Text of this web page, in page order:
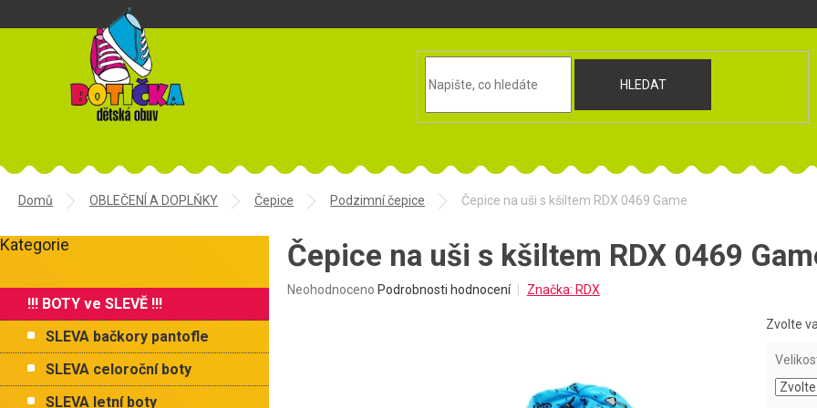
HLEDAT
Domů OBLEČENÍ A DOPLŇKY Čepice Podzimní čepice Čepice na uši s kšiltem RDX 0469 Game
o
t
n
í
Přeskočit
Kategorie
!!! BOTY ve SLEVĚ !!!
SLEVA bačkory pantofle
SLEVA celoroční boty
SLEVA letní boty
Čepice na uši s kšiltem RDX 0469
Průměrné
Neohodnoceno Podrobnosti hodnocení Značka: RDX
Zvolte